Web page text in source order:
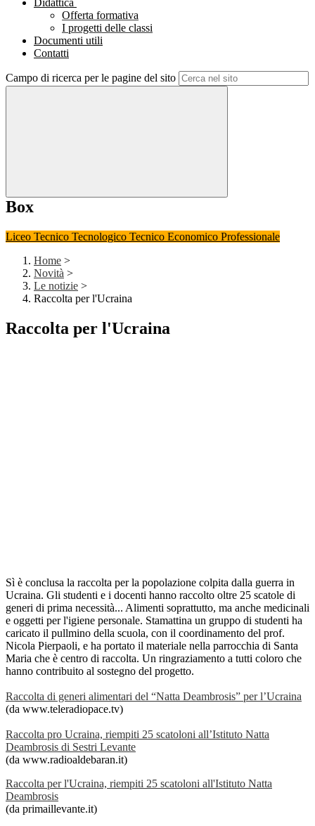
Didattica
Offerta formativa
I progetti delle classi
Documenti utili
Contatti
Campo di ricerca per le pagine del sito
Box
Liceo Tecnico Tecnologico Tecnico Economico Professionale
Home >
Novità >
Le notizie >
Raccolta per l'Ucraina
Raccolta per l'Ucraina
Sì è conclusa la raccolta per la popolazione colpita dalla guerra in
Ucraina. Gli studenti e i docenti hanno raccolto oltre 25 scatole di
generi di prima necessità... Alimenti soprattutto, ma anche medicinali
e oggetti per l'igiene personale. Stamattina un gruppo di studenti ha
caricato il pullmino della scuola, con il coordinamento del prof.
Nicola Pierpaoli, e ha portato il materiale nella parrocchia di Santa
Maria che è centro di raccolta. Un ringraziamento a tutti coloro che
hanno contribuito al sostegno del progetto.
Raccolta di generi alimentari del “Natta Deambrosis” per l’Ucraina
(da www.teleradiopace.tv)
Raccolta pro Ucraina, riempiti 25 scatoloni all’Istituto Natta
Deambrosis di Sestri Levante
(da www.radioaldebaran.it)
Raccolta per l'Ucraina, riempiti 25 scatoloni all'Istituto Natta
Deambrosis
(da primaillevante.it)